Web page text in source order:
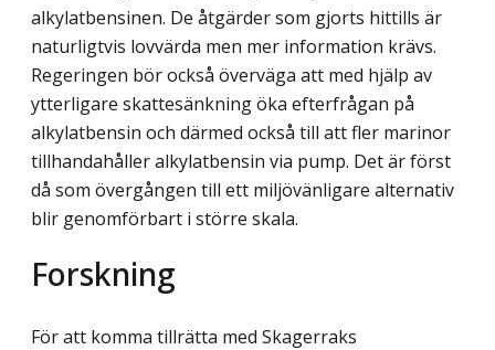
alkylatbensinen. De åtgärder som gjorts hittills är
naturligtvis lovvärda men mer information krävs.
Regeringen bör också överväga att med hjälp av
ytterligare skattesänkning öka efterfrågan på
alkylatbensin och därmed också till att fler marinor
tillhandahåller alkylatbensin via pump. Det är först
då som övergången till ett miljövänligare alternativ
blir genomförbart i större skala.
Forskning
För att komma tillrätta med Skagerraks